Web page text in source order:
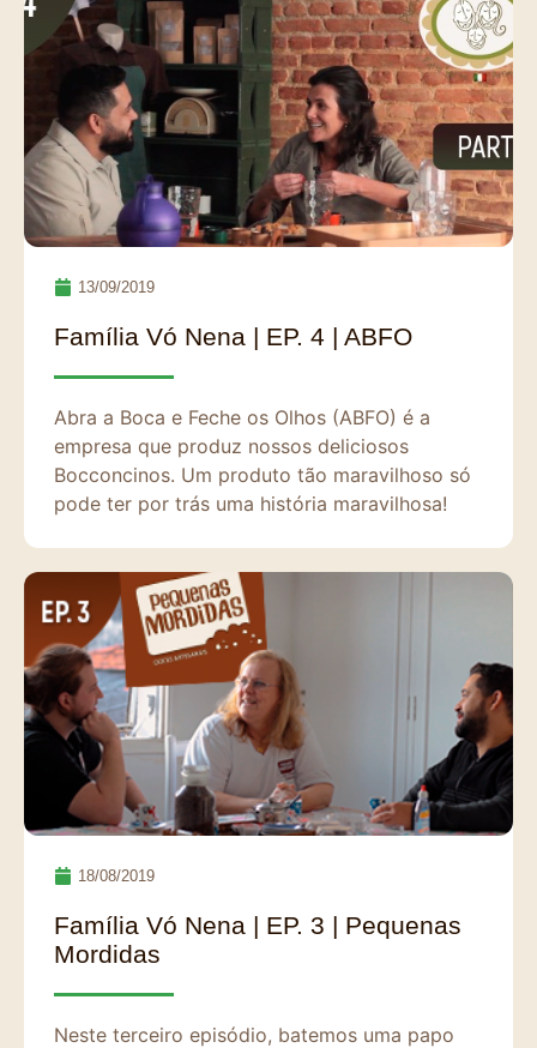
13/09/2019
Família Vó Nena | EP. 4 | ABFO
Abra a Boca e Feche os Olhos (ABFO) é a
empresa que produz nossos deliciosos
Bocconcinos. Um produto tão maravilhoso só
pode ter por trás uma história maravilhosa!
18/08/2019
Família Vó Nena | EP. 3 | Pequenas
Mordidas
Neste terceiro episódio, batemos uma papo